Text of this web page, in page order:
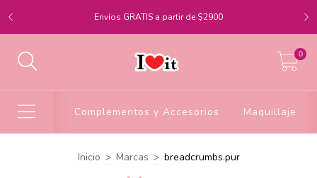
Envíos GRATIS a partir de $2900
0
Complementos y Accesorios Maquillaje
Inicio > Marcas > breadcrumbs.pur